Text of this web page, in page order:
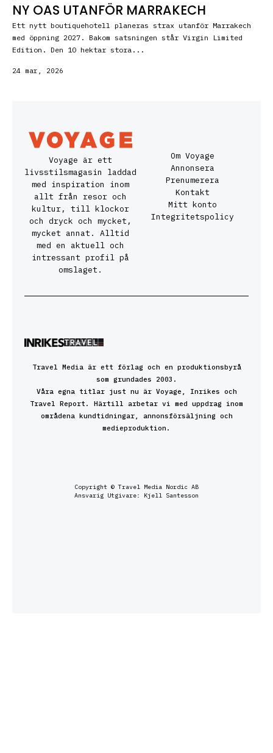
NY OAS UTANFÖR MARRAKECH
Ett nytt boutiquehotell planeras strax utanför Marrakech
med öppning 2027. Bakom satsningen står Virgin Limited
Edition. Den 10 hektar stora...
24 mar, 2026
Voyage är ett
livsstilsmagasin laddad
med inspiration inom
allt från resor och
kultur, till klockor
och dryck och mycket,
mycket annat. Alltid
med en aktuell och
intressant profil på
omslaget.
Om Voyage
Annonsera
Prenumerera
Kontakt
Mitt konto
Integritetspolicy
Travel Media är ett förlag och en produktionsbyrå
som grundades 2003.
Våra egna titlar just nu är Voyage, Inrikes och
Travel Report. Härtill arbetar vi med uppdrag inom
områdena kundtidningar, annonsförsäljning och
medieproduktion.
Copyright © Travel Media Nordic AB
Ansvarig Utgivare: Kjell Santesson